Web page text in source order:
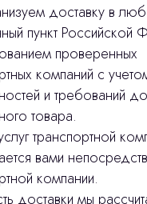
доставку в
пункт Российской
проверенных
компаний с
и требований
товара.
транспортной
вами
компании.
доставки мы
вопросы
мы свяжемся и
на все вопросы
Групп